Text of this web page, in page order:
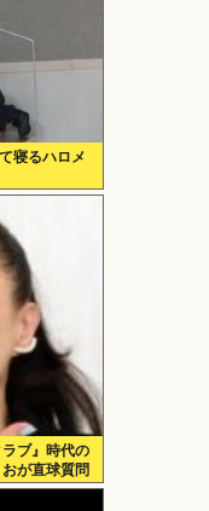
寝るハロメ
ブ』時代の
が直球質問